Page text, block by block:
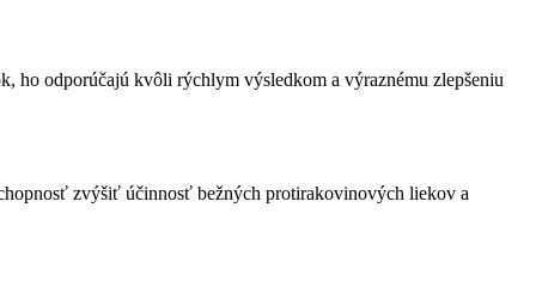
ho odporúčajú kvôli rýchlym výsledkom a výraznému zlepšeniu
zvýšiť účinnosť bežných protirakovinových liekov a